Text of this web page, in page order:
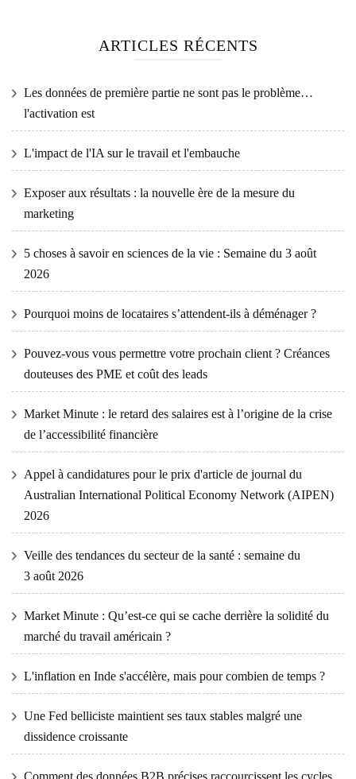
ARTICLES RÉCENTS
Les données de première partie ne sont pas le problème…
l'activation est
L'impact de l'IA sur le travail et l'embauche
Exposer aux résultats : la nouvelle ère de la mesure du
marketing
5 choses à savoir en sciences de la vie : Semaine du 3 août
2026
Pourquoi moins de locataires s’attendent-ils à déménager ?
Pouvez-vous vous permettre votre prochain client ? Créances
douteuses des PME et coût des leads
Market Minute : le retard des salaires est à l’origine de la crise
de l’accessibilité financière
Appel à candidatures pour le prix d'article de journal du
Australian International Political Economy Network (AIPEN)
2026
Veille des tendances du secteur de la santé : semaine du
3 août 2026
Market Minute : Qu’est-ce qui se cache derrière la solidité du
marché du travail américain ?
L'inflation en Inde s'accélère, mais pour combien de temps ?
Une Fed belliciste maintient ses taux stables malgré une
dissidence croissante